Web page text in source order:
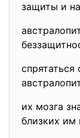
защиты и
спрятаться
их мозга
близких им